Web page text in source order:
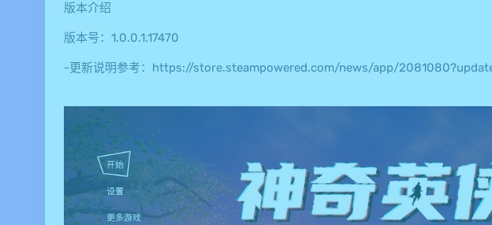
版本介绍
版本号：1.0.0.1.17470
-更新说明参考：https://store.steampowered.com/news/app/